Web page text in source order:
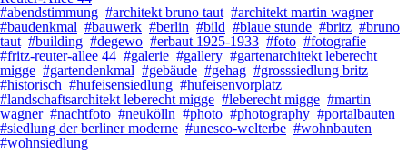
#abendstimmung #architekt bruno taut #architekt martin wagner
#baudenkmal #bauwerk #berlin #bild #blaue stunde #britz #bruno
taut #building #degewo #erbaut 1925-1933 #foto #fotografie
#fritz-reuter-allee 44 #galerie #gallery #gartenarchitekt leberecht
migge #gartendenkmal #gebäude #gehag #grosssiedlung britz
#historisch #hufeisensiedlung #hufeisenvorplatz
#landschaftsarchitekt leberecht migge #leberecht migge #martin
wagner #nachtfoto #neukölln #photo #photography #portalbauten
#siedlung der berliner moderne #unesco-welterbe #wohnbauten
#wohnsiedlung